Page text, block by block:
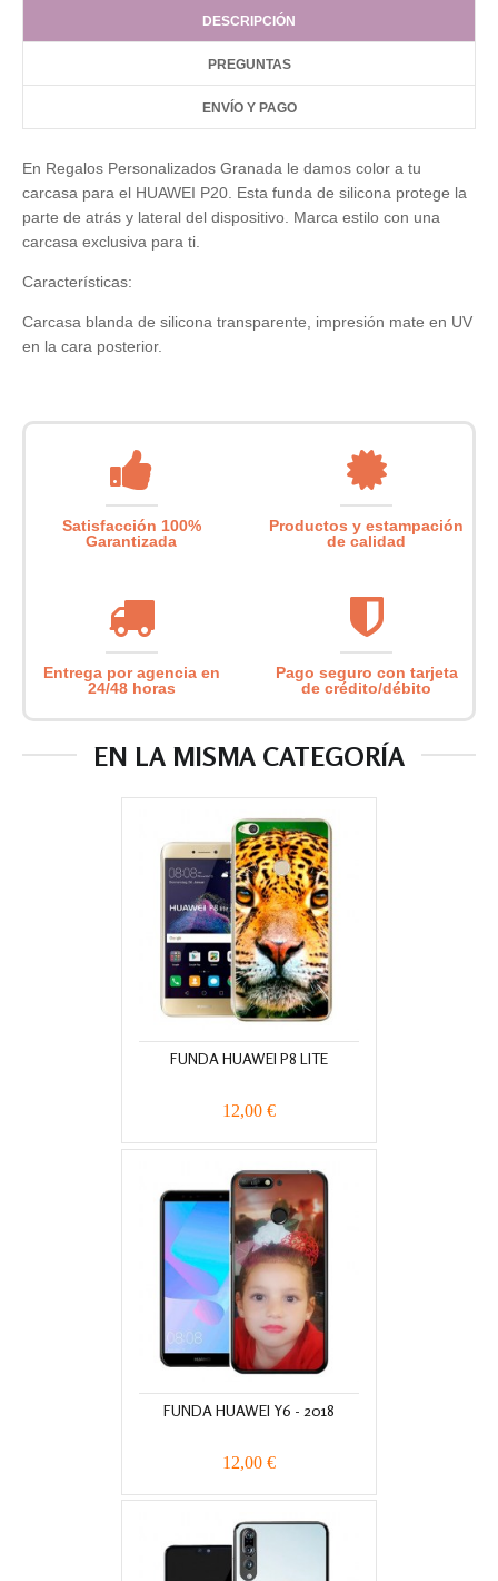
DESCRIPCIÓN
PREGUNTAS
ENVÍO Y PAGO
En Regalos Personalizados Granada le damos color a tu
carcasa para el HUAWEI P20. Esta funda de silicona protege la
parte de atrás y lateral del dispositivo. Marca estilo con una
carcasa exclusiva para ti.
Características:
Carcasa blanda de silicona transparente, impresión mate en UV
en la cara posterior.
Satisfacción 100%
Garantizada
Productos y estampación
de calidad
Entrega por agencia en
24/48 horas
Pago seguro con tarjeta
de crédito/débito
EN LA MISMA CATEGORÍA
FUNDA HUAWEI P8 LITE
12,00 €
FUNDA HUAWEI Y6 - 2018
12,00 €